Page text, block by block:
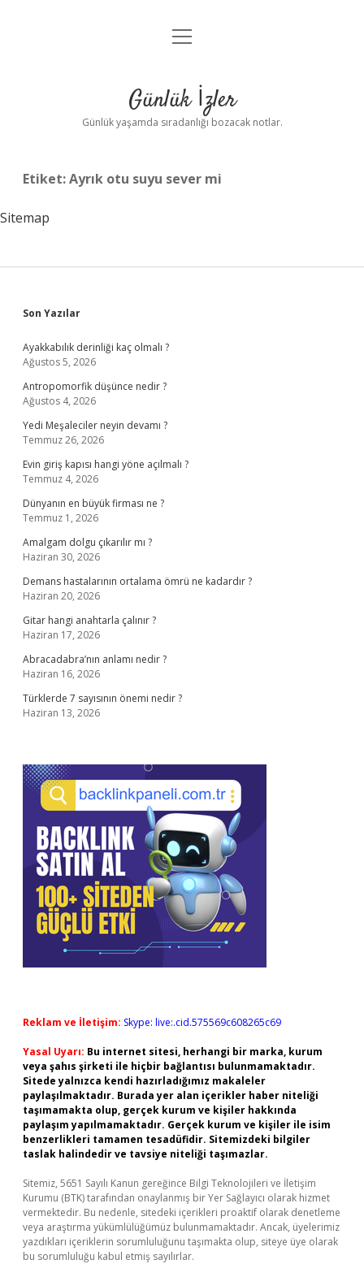
Anasayfa
Yasal Uyarı
menüyü
Günlük İzler
Günlük yaşamda sıradanlığı bozacak notlar.
Etiket:Ayrık otu suyu sever mi
Sitemap
Sidebar
Son Yazılar
Ayakkabılık derinliği kaç olmalı ?
Ağustos 5, 2026
Antropomorfik düşünce nedir ?
Ağustos 4, 2026
Yedi Meşaleciler neyin devamı ?
Temmuz 26, 2026
Evin giriş kapısı hangi yöne açılmalı ?
Temmuz 4, 2026
Dünyanın en büyük firması ne ?
Temmuz 1, 2026
Amalgam dolgu çıkarılır mı ?
Haziran 30, 2026
Demans hastalarının ortalama ömrü ne kadardır ?
Haziran 20, 2026
Gitar hangi anahtarla çalınır ?
Haziran 17, 2026
Abracadabra’nın anlamı nedir ?
Haziran 16, 2026
Türklerde 7 sayısının önemi nedir ?
Haziran 13, 2026
Reklam ve İletişim: Skype: live:.cid.575569c608265c69
Yasal Uyarı: Bu internet sitesi, herhangi bir marka, kurum
veya şahıs şirketi ile hiçbir bağlantısı bulunmamaktadır.
Sitede yalnızca kendi hazırladığımız makaleler
paylaşılmaktadır. Burada yer alan içerikler haber niteliği
taşımamakta olup, gerçek kurum ve kişiler hakkında
paylaşım yapılmamaktadır. Gerçek kurum ve kişiler ile isim
benzerlikleri tamamen tesadüfidir. Sitemizdeki bilgiler
taslak halindedir ve tavsiye niteliği taşımazlar.
Sitemiz, 5651 Sayılı Kanun gereğince Bilgi Teknolojileri ve İletişim
Kurumu (BTK) tarafından onaylanmış bir Yer Sağlayıcı olarak hizmet
vermektedir. Bu nedenle, sitedeki içerikleri proaktif olarak denetleme
veya araştırma yükümlülüğümüz bulunmamaktadır. Ancak, üyelerimiz
yazdıkları içeriklerin sorumluluğunu taşımakta olup, siteye üye olarak
bu sorumluluğu kabul etmiş sayılırlar.